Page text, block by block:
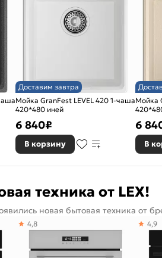
Доставим завтра
Мойка GranFest LEVEL 420 1-чаша
420*480 иней
6 840₽
В корзину
Мойка
6
В
техника от LEX!
новая бытовая техника от
4,8 4,9